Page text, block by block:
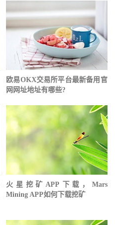
欧易OKX交易所平台最新备用官
网网址地址有哪些?
火星挖矿APP下载，Mars
Mining APP如何下载挖矿